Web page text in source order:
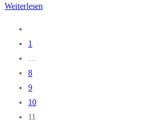
Weiterlesen
vorherigen
1
8
9
10
11